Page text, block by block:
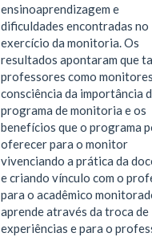
ensinoaprendizagem e
dificuldades encontradas no
exercício da monitoria. Os
resultados apontaram que
professores como
consciência da importância
programa de monitoria e os
benefícios que o programa
oferecer para o monitor
vivenciando a prática da
e criando vínculo com o
para o acadêmico
aprende através da troca de
experiências e para o